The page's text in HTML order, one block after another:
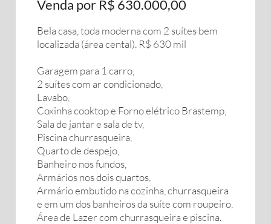
Venda por R$ 630.000,00
Bela casa, toda moderna com 2 suítes bem
localizada (área cental). R$ 630 mil
Garagem para 1 carro,
2 suítes com ar condicionado,
Lavabo,
Coxinha cooktop e Forno elétrico Brastemp,
Sala de jantar e sala de tv,
Piscina churrasqueira,
Quarto de despejo,
Banheiro nos fundos,
Armários nos dois quartos,
Armário embutido na cozinha, churrasqueira
e em um dos banheiros da suíte com roupeiro,
Área de Lazer com churrasqueira e piscina.